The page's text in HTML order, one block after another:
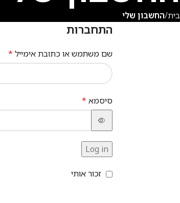
בית החשבון שלי
התחברות
שם משתמש או כתובת אימייל *
סיסמא *
Log in
זכור אותי